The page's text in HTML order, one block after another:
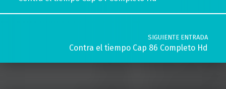
SIGUIENTE ENTRADA
Contra el tiempo Cap 86 Completo Hd